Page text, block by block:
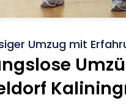
Umzug mit